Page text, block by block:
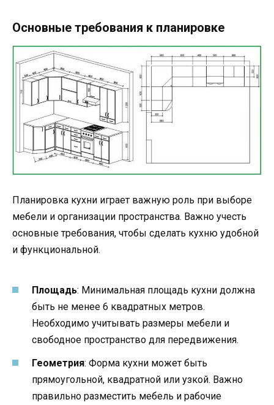
Основные требования к планировке
Планировка кухни играет важную роль при выборе
мебели и организации пространства. Важно учесть
основные требования, чтобы сделать кухню удобной
и функциональной.
Площадь: Минимальная площадь кухни должна
быть не менее 6 квадратных метров.
Необходимо учитывать размеры мебели и
свободное пространство для передвижения.
Геометрия: Форма кухни может быть
прямоугольной, квадратной или узкой. Важно
правильно разместить мебель и рабочие